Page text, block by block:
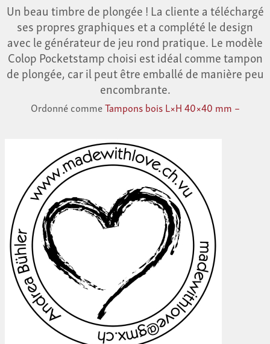
Un beau timbre de plongée ! La cliente a téléchargé
ses propres graphiques et a complété le design
avec le générateur de jeu rond pratique. Le modèle
Colop Pocketstamp choisi est idéal comme tampon
de plongée, car il peut être emballé de manière peu
encombrante.
Ordonné commeTampons bois L×H 40×40 mm –